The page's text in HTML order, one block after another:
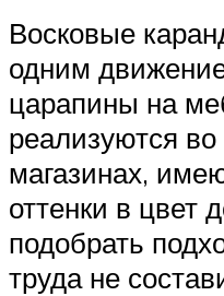
Восковые
одним
царапины на
реализуются
магазинах,
оттенки в цвет
подобрать
труда не